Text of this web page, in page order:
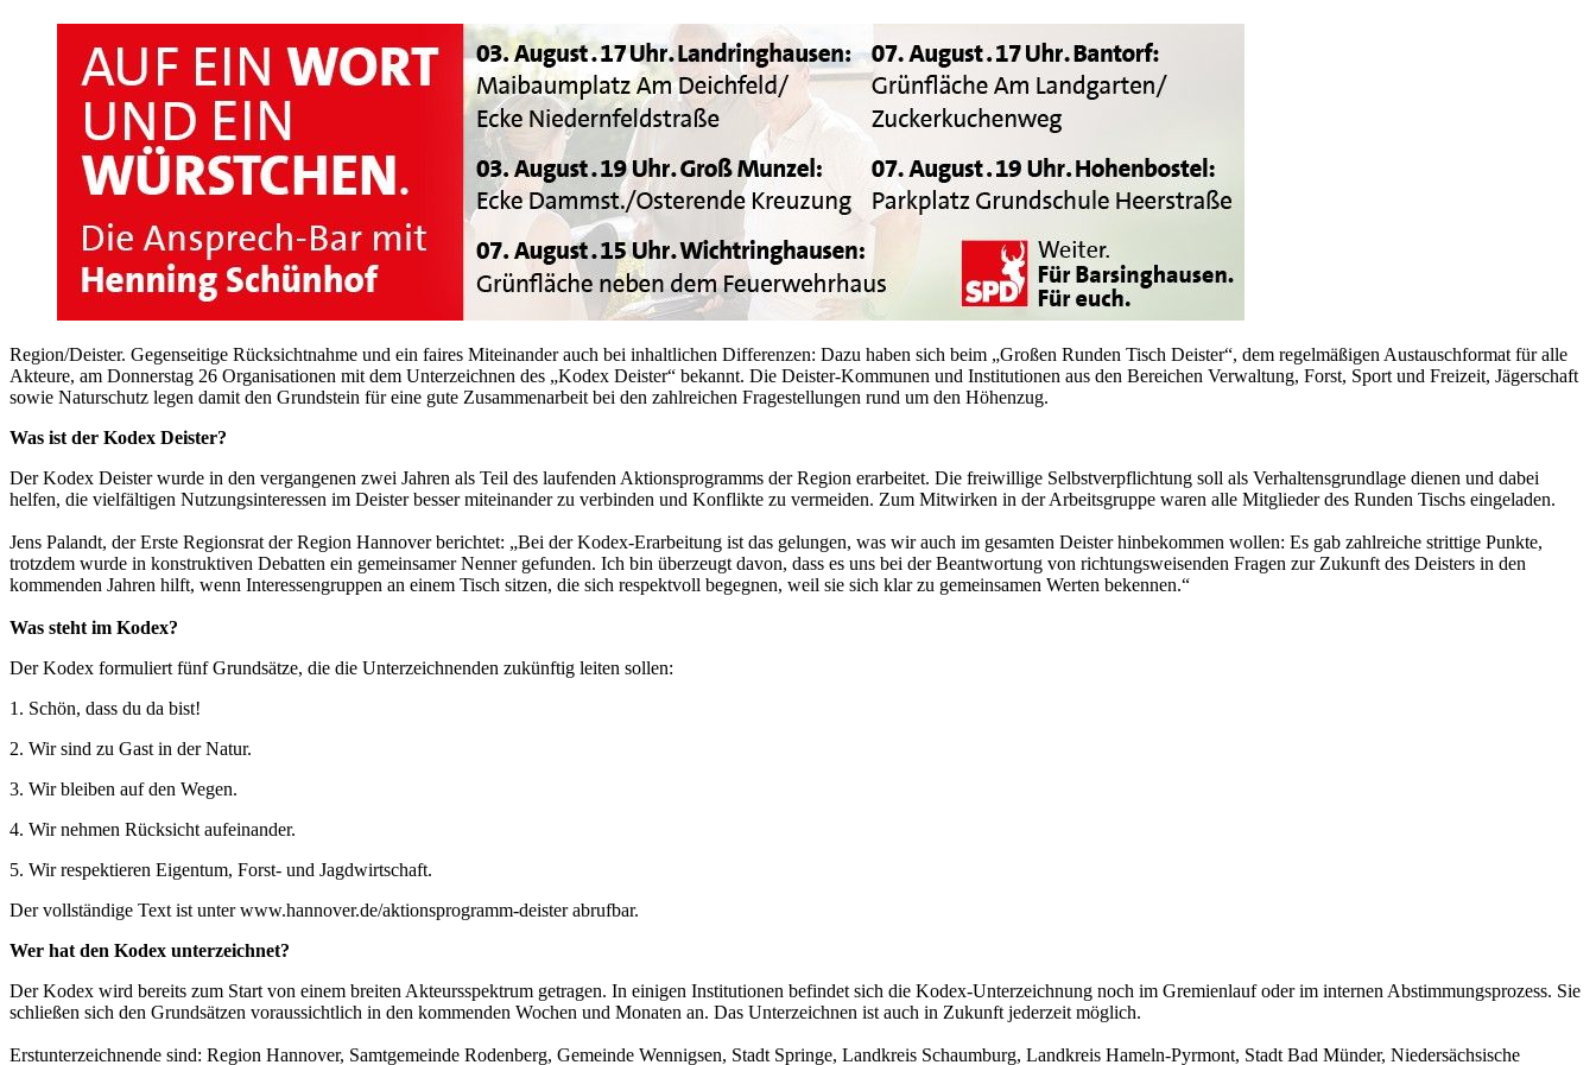
Region/Deister. Gegenseitige Rücksichtnahme und ein faires Miteinander auch bei inhaltlichen Differenzen: Dazu haben sich beim „Großen Runden Tisch Deister“, dem regelmäßigen Austauschformat für alle
Akteure, am Donnerstag 26 Organisationen mit dem Unterzeichnen des „Kodex Deister“ bekannt. Die Deister-Kommunen und Institutionen aus den Bereichen Verwaltung, Forst, Sport und Freizeit, Jägerschaft
sowie Naturschutz legen damit den Grundstein für eine gute Zusammenarbeit bei den zahlreichen Fragestellungen rund um den Höhenzug.
Was ist der Kodex Deister?
Der Kodex Deister wurde in den vergangenen zwei Jahren als Teil des laufenden Aktionsprogramms der Region erarbeitet. Die freiwillige Selbstverpflichtung soll als Verhaltensgrundlage dienen und dabei
helfen, die vielfältigen Nutzungsinteressen im Deister besser miteinander zu verbinden und Konflikte zu vermeiden. Zum Mitwirken in der Arbeitsgruppe waren alle Mitglieder des Runden Tischs eingeladen.
Jens Palandt, der Erste Regionsrat der Region Hannover berichtet: „Bei der Kodex-Erarbeitung ist das gelungen, was wir auch im gesamten Deister hinbekommen wollen: Es gab zahlreiche strittige Punkte,
trotzdem wurde in konstruktiven Debatten ein gemeinsamer Nenner gefunden. Ich bin überzeugt davon, dass es uns bei der Beantwortung von richtungsweisenden Fragen zur Zukunft des Deisters in den
kommenden Jahren hilft, wenn Interessengruppen an einem Tisch sitzen, die sich respektvoll begegnen, weil sie sich klar zu gemeinsamen Werten bekennen.“
Was steht im Kodex?
Der Kodex formuliert fünf Grundsätze, die die Unterzeichnenden zukünftig leiten sollen:
1. Schön, dass du da bist!
2. Wir sind zu Gast in der Natur.
3. Wir bleiben auf den Wegen.
4. Wir nehmen Rücksicht aufeinander.
5. Wir respektieren Eigentum, Forst- und Jagdwirtschaft.
Der vollständige Text ist unter www.hannover.de/aktionsprogramm-deister abrufbar.
Wer hat den Kodex unterzeichnet?
Der Kodex wird bereits zum Start von einem breiten Akteursspektrum getragen. In einigen Institutionen befindet sich die Kodex-Unterzeichnung noch im Gremienlauf oder im internen Abstimmungsprozess. Sie
schließen sich den Grundsätzen voraussichtlich in den kommenden Wochen und Monaten an. Das Unterzeichnen ist auch in Zukunft jederzeit möglich.
Erstunterzeichnende sind: Region Hannover, Samtgemeinde Rodenberg, Gemeinde Wennigsen, Stadt Springe, Landkreis Schaumburg, Landkreis Hameln-Pyrmont, Stadt Bad Münder, Niedersächsische